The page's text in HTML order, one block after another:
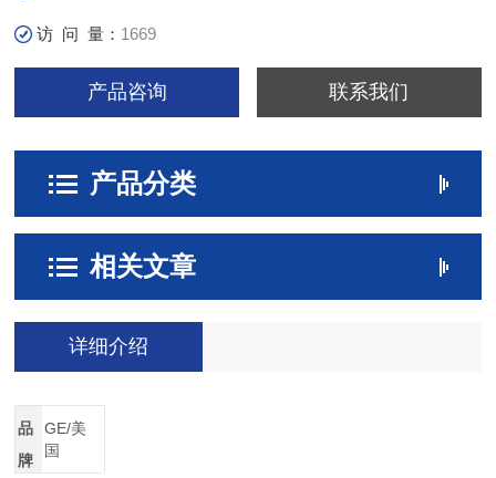
访 问 量： 1669
产品咨询 联系我们
产品分类
相关文章
详细介绍
品
牌
GE/美
国